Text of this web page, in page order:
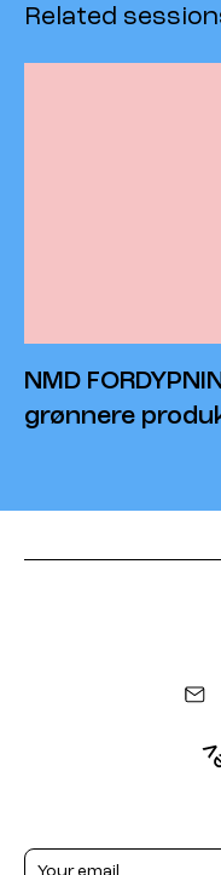
Related
NMD
grønnere
Email